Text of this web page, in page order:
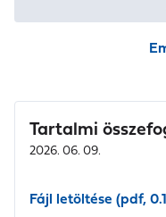
Tartalmi
2026. 06. 09.
Fájl letöltése (pdf,